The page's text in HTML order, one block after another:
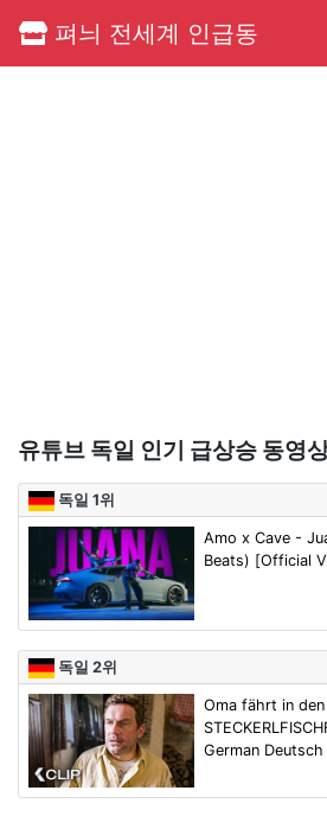
펴늬 전세계 인급동
유튜브 독일 인기 급상승 동영
독일 1위
Amo x Cave -
Beats) [Official
독일 2위
Oma fährt in
German